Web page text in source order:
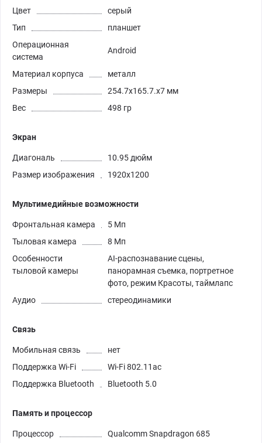
Цвет
серый
Тип
планшет
Операционная
система
Android
Материал корпуса
металл
Размеры
254.7x165.7.x7 мм
Вес
498 гр
Экран
Диагональ
10.95 дюйм
Размер изображения
1920x1200
Мультимедийные возможности
Фронтальная камера
5 Мп
Тыловая камера
8 Мп
Особенности
тыловой камеры
AI-распознавание сцены,
панорамная съемка, портретное
фото, режим Красоты, таймлапс
Аудио
стереодинамики
Связь
Мобильная связь
нет
Поддержка Wi-Fi
Wi-Fi 802.11ac
Поддержка Bluetooth
Bluetooth 5.0
Память и процессор
Процессор Qualcomm Snapdragon 685